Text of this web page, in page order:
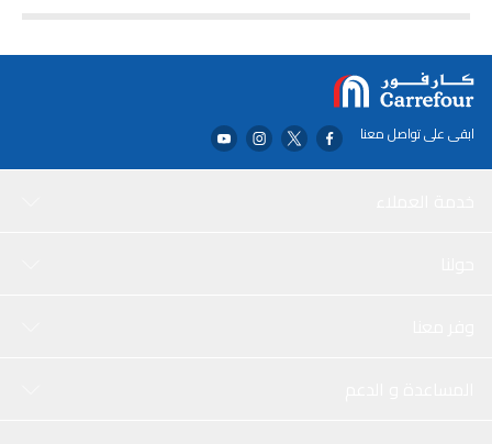
كبير بعرض 52 سم مزين بخط فضي، يضيف NWM860FS لمسة من الأناقة
والمراقبة، بينما يوفر برنامج الغسيل بلمسة واحدة الراحة في متناول يدك.
تعد هذه المجموعة من الغسالة والمجفف إضافة قوية وأنيقة إلى
منزلك. قم بترقية تجربة الغسيل الخاصة بك مع التزام نوبل بالجودة والابتكار.
ابقى على تواصل معنا